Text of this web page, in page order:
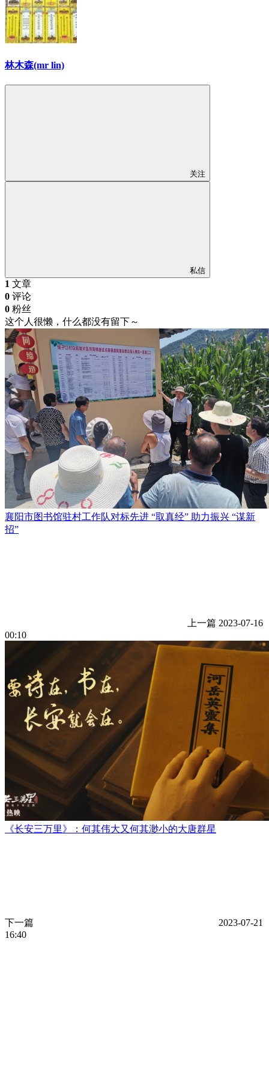
林木森(mr lin)
关注
私信
1 文章
0 评论
0 粉丝
这个人很懒，什么都没有留下～
襄阳市图书馆驻村工作队对标先进 “取真经” 助力振兴 “谋新
招”
上一篇 2023-07-16
00:10
《长安三万里》：何其伟大又何其渺小的大唐群星
下一篇
2023-07-21
16:40